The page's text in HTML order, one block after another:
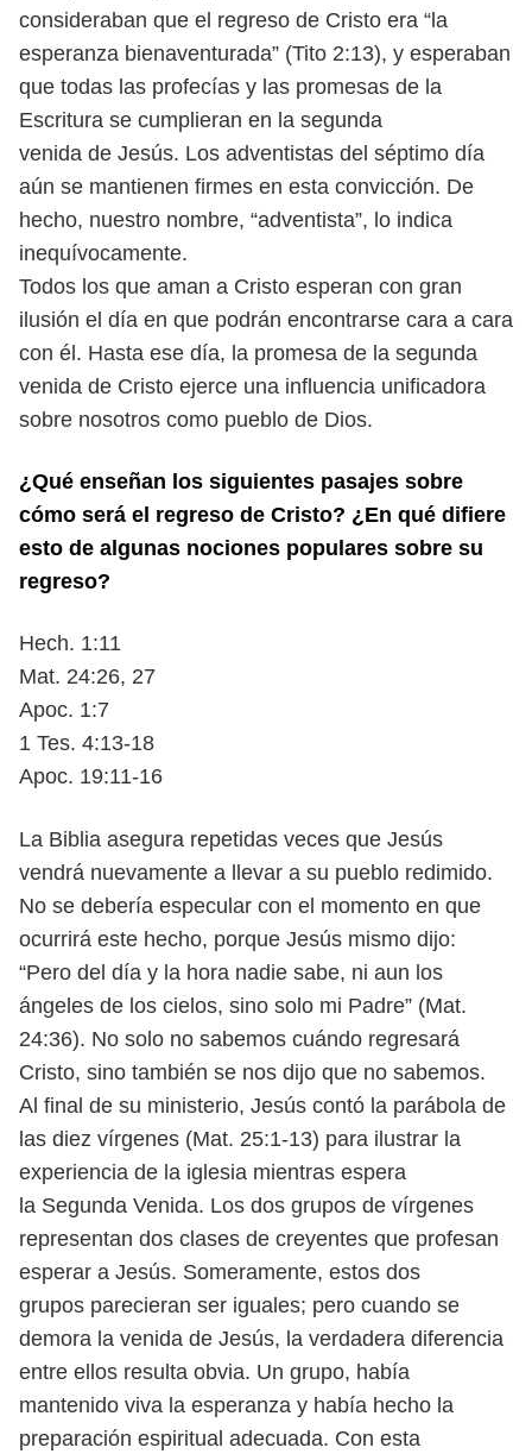
consideraban que el regreso de Cristo era “la
esperanza bienaventurada” (Tito 2:13), y esperaban
que todas las profecías y las promesas de la
Escritura se cumplieran en la segunda
venida de Jesús. Los adventistas del séptimo día
aún se mantienen firmes en esta convicción. De
hecho, nuestro nombre, “adventista”, lo indica
inequívocamente.
Todos los que aman a Cristo esperan con gran
ilusión el día en que podrán encontrarse cara a cara
con él. Hasta ese día, la promesa de la segunda
venida de Cristo ejerce una influencia unificadora
sobre nosotros como pueblo de Dios.
¿Qué enseñan los siguientes pasajes sobre
cómo será el regreso de Cristo? ¿En qué difiere
esto de algunas nociones populares sobre su
regreso?
Hech. 1:11
Mat. 24:26, 27
Apoc. 1:7
1 Tes. 4:13-18
Apoc. 19:11-16
La Biblia asegura repetidas veces que Jesús
vendrá nuevamente a llevar a su pueblo redimido.
No se debería especular con el momento en que
ocurrirá este hecho, porque Jesús mismo dijo:
“Pero del día y la hora nadie sabe, ni aun los
ángeles de los cielos, sino solo mi Padre” (Mat.
24:36). No solo no sabemos cuándo regresará
Cristo, sino también se nos dijo que no sabemos.
Al final de su ministerio, Jesús contó la parábola de
las diez vírgenes (Mat. 25:1-13) para ilustrar la
experiencia de la iglesia mientras espera
la Segunda Venida. Los dos grupos de vírgenes
representan dos clases de creyentes que profesan
esperar a Jesús. Someramente, estos dos
grupos parecieran ser iguales; pero cuando se
demora la venida de Jesús, la verdadera diferencia
entre ellos resulta obvia. Un grupo, había
mantenido viva la esperanza y había hecho la
preparación espiritual adecuada. Con esta